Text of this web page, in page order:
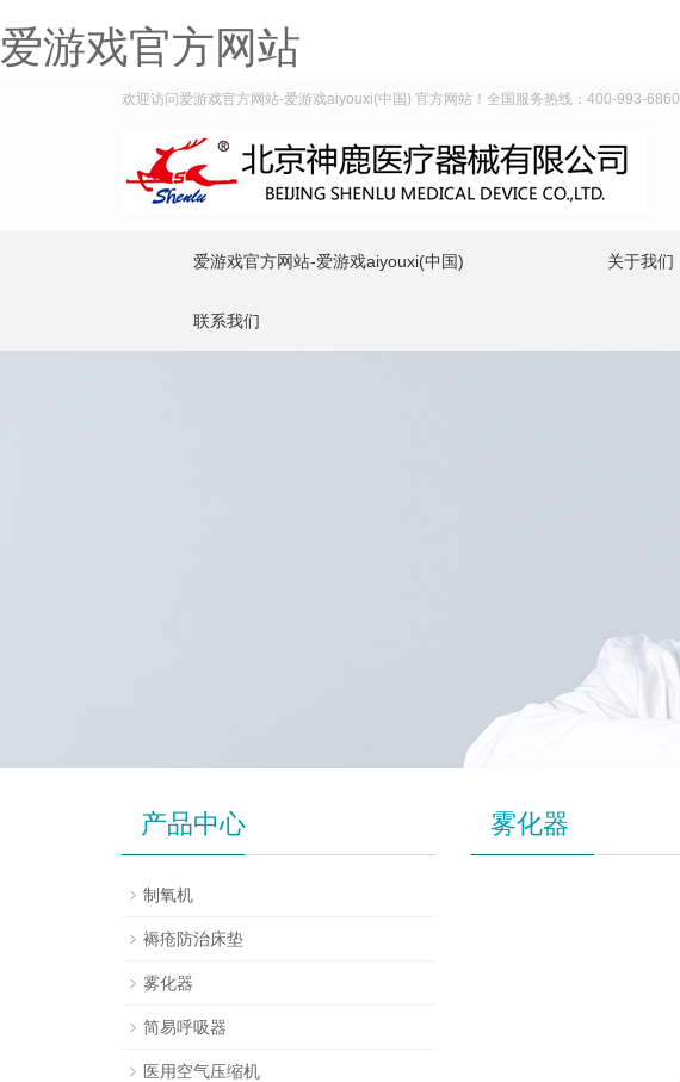
爱游戏官方网站
欢迎访问爱游戏官方网站-爱游戏aiyouxi(中国) 官方网站！全国服务热线：400-993-6860
爱游戏官方网站-爱游戏aiyouxi(中国) 关于我们
联系我们
雾化器
产品中心
制氧机
褥疮防治床垫
雾化器
简易呼吸器
医用空气压缩机